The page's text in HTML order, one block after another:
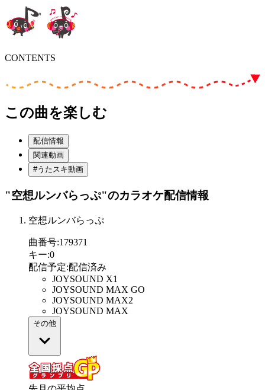
CONTENTS
この曲を楽しむ
配信情報
関連動画
#うたスキ動画
"空想ルンバらっぷ"のカラオケ配信情報
空想ルンバらっぷ
曲番号:179371
キー:0
配信予定:配信済み
JOYSOUND X1
JOYSOUND MAX GO
JOYSOUND MAX2
JOYSOUND MAX
その他